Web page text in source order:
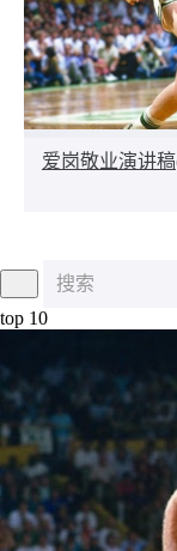
爱岗敬业演讲
top 10